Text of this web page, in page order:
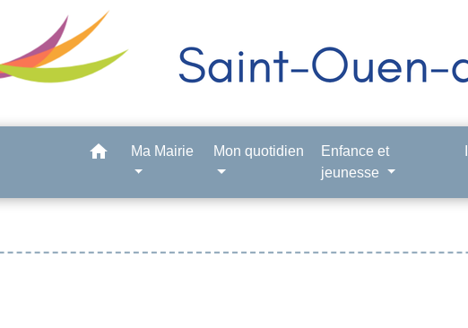
home Ma Mairie Mon quotidien
Enfance et
jeunesse